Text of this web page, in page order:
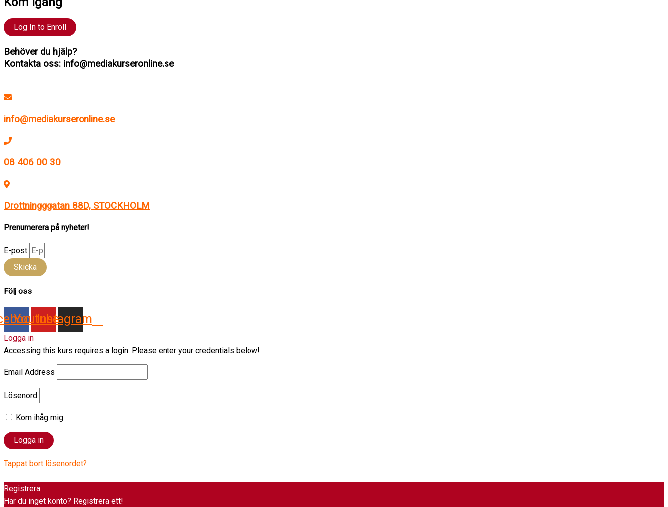
Log In to Enroll
Behöver du hjälp?
Kontakta oss: info@mediakurseronline.se
info@mediakurseronline.se
08 406 00 30
Drottningggatan 88D, STOCKHOLM
Prenumerera på nyheter!
E-post
Skicka
Följ oss
YoutubeInstagram
Logga in
Accessing this kurs requires a login. Please enter your credentials below!
Email Address
Lösenord
Kom ihåg mig
Tappat bort lösenordet?
Registrera
Har du inget konto? Registrera ett!